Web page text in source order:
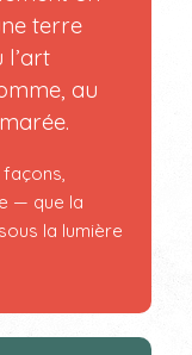
terre
l’art
au
— que la
la lumière